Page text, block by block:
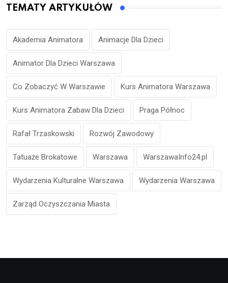
TEMATY ARTYKUŁÓW
Akademia Animatora Animacje Dla Dzieci
Animator Dla Dzieci Warszawa
Co Zobaczyć W Warszawie Kurs Animatora Warszawa
Kurs Animatora Zabaw Dla Dzieci Praga Północ
Rafał Trzaskowski Rozwój Zawodowy
Tatuaże Brokatowe Warszawa WarszawaInfo24.pl
Wydarzenia Kulturalne Warszawa Wydarzenia Warszawa
Zarząd Oczyszczania Miasta